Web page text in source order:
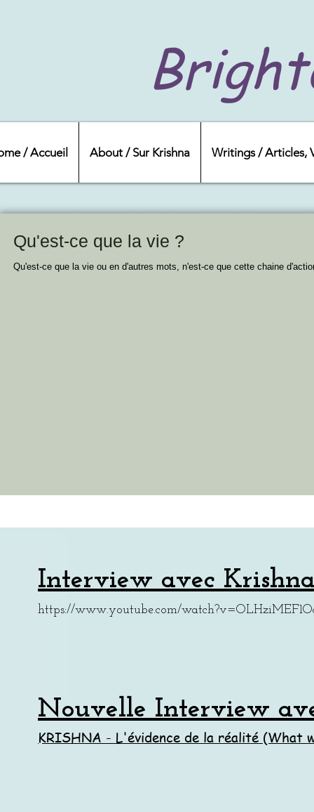
/ Accueil About / Sur Krishna Writings / Articles,
Qu'est-ce que la vie ?
Qu'est-ce que la vie ou en d'autres mots, n'est-ce que cette chaine
Interview avec
https://www.youtube.com/
Nouvelle Interview
KRISHNA - L'évidence de la réalité (What